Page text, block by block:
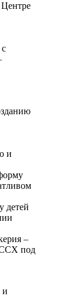
и
детей
–
под
и